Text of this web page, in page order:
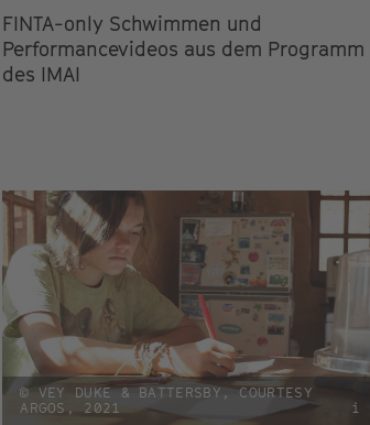
FINTA-only Schwimmen und
Performancevideos aus dem Programm
des IMAI
© VEY DUKE & BATTERSBY, COURTESY
ARGOS, 2021
i